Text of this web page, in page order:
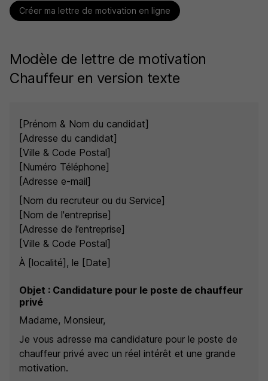
Créer ma lettre de motivation en ligne
Modèle de lettre de motivation
Chauffeur en version texte
[Prénom & Nom du candidat]
[Adresse du candidat]
[Ville & Code Postal]
[Numéro Téléphone]
[Adresse e-mail]
[Nom du recruteur ou du Service]
[Nom de l'entreprise]
[Adresse de l’entreprise]
[Ville & Code Postal]
À [localité], le [Date]
Objet : Candidature pour le poste de chauffeur
privé
Madame, Monsieur,
Je vous adresse ma candidature pour le poste de
chauffeur privé avec un réel intérêt et une grande
motivation.